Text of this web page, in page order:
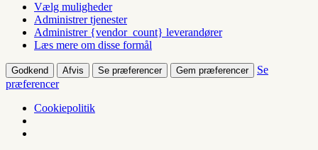
Vælg muligheder
Administrer tjenester
Administrer {vendor_count} leverandører
Læs mere om disse formål
Godkend Afvis Se præferencer Gem præferencer
Se
præferencer
Cookiepolitik